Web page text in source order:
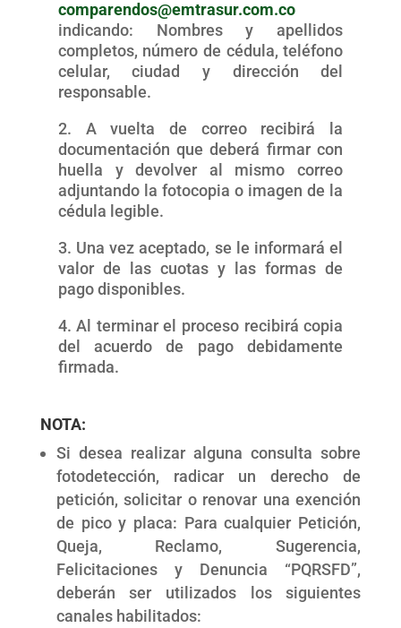
comparendos@emtrasur.com.co
indicando: Nombres y apellidos
completos, número de cédula, teléfono
celular, ciudad y dirección del
responsable.
2. A vuelta de correo recibirá la
documentación que deberá firmar con
huella y devolver al mismo correo
adjuntando la fotocopia o imagen de la
cédula legible.
3. Una vez aceptado, se le informará el
valor de las cuotas y las formas de
pago disponibles.
4. Al terminar el proceso recibirá copia
del acuerdo de pago debidamente
firmada.
NOTA:
Si desea realizar alguna consulta sobre
fotodetección, radicar un derecho de
petición, solicitar o renovar una exención
de pico y placa: Para cualquier Petición,
Queja, Reclamo, Sugerencia,
Felicitaciones y Denuncia “PQRSFD”,
deberán ser utilizados los siguientes
canales habilitados: